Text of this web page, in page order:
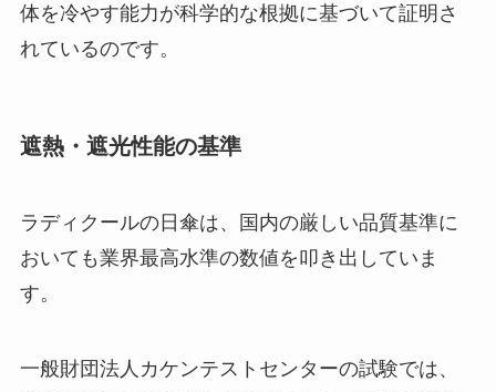
体を冷やす能力が科学的な根拠に基づいて証明さ
れているのです。
遮熱・遮光性能の基準
ラディクールの日傘は、国内の厳しい品質基準に
おいても業界最高水準の数値を叩き出していま
す。
一般財団法人カケンテストセンターの試験では、